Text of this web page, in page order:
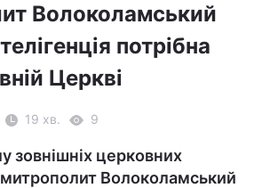
Волоколамський
потрібна
Церкві
19 хв. 9
зовнішніх церковних
Волоколамський